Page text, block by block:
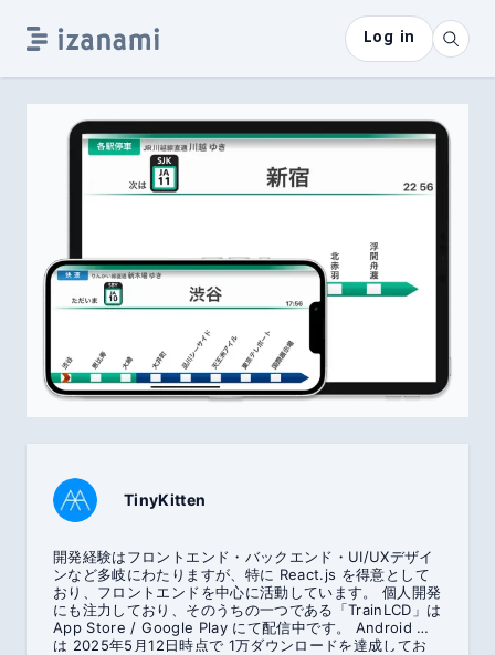
Log in
TinyKitten
開発経験はフロントエンド・バックエンド・UI/UXデザイ
ンなど多岐にわたりますが、特に React.js を得意として
おり、フロントエンドを中心に活動しています。 個人開発
にも注力しており、そのうちの一つである「TrainLCD」は
App Store / Google Play にて配信中です。 Android 版
は 2025年5月12日時点で 1万ダウンロードを達成してお